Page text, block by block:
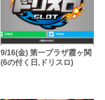
9/16(金) 第一プラザ霞ヶ関
(6の付く日,ドリスロ)